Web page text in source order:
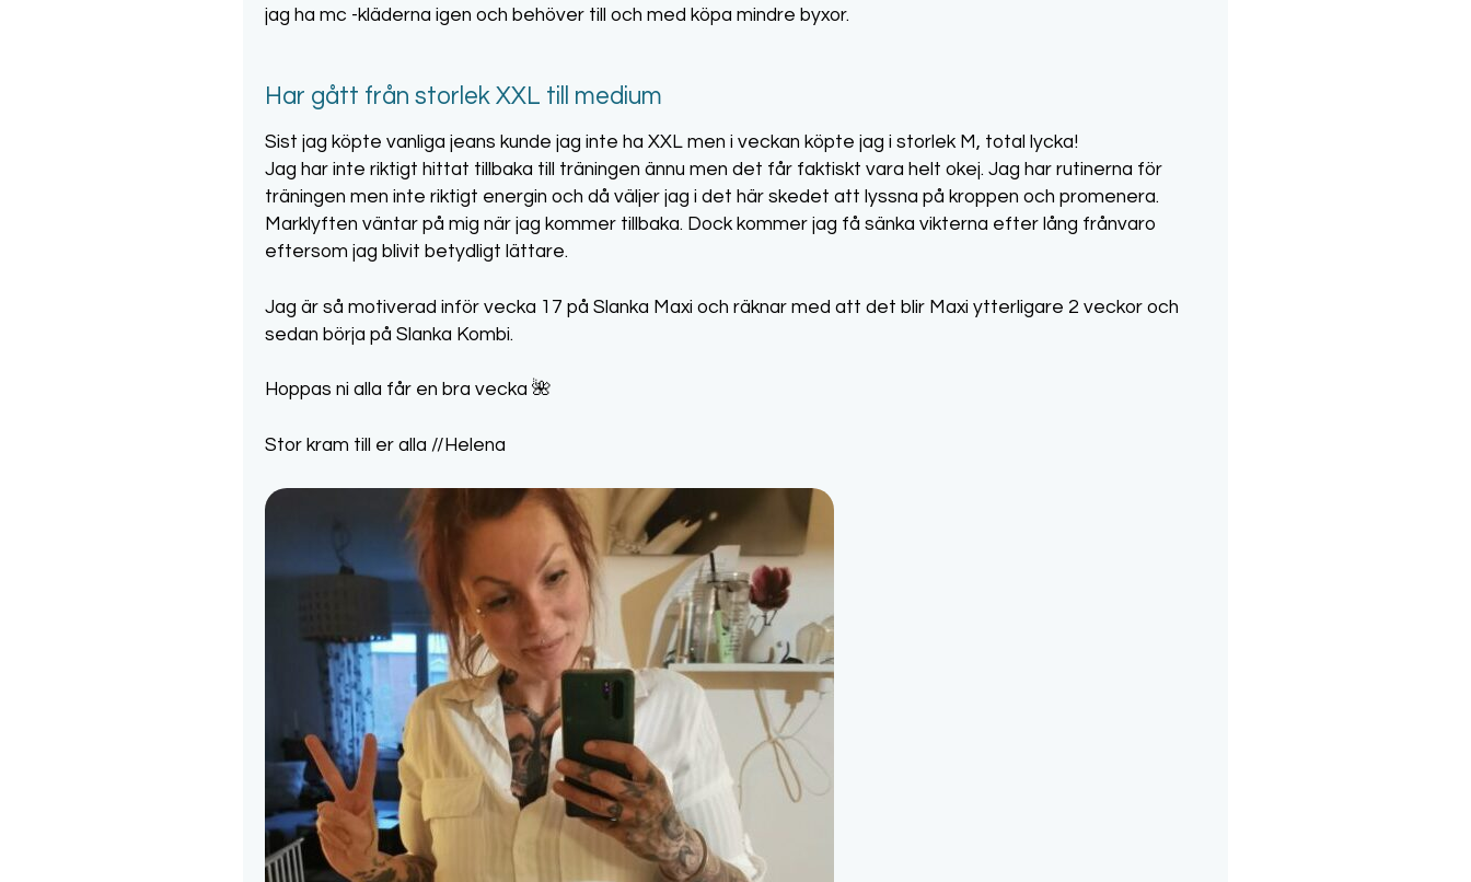
jag ha mc -kläderna igen och behöver till och med köpa mindre byxor.
Har gått från storlek XXL till medium
Sist jag köpte vanliga jeans kunde jag inte ha XXL men i veckan köpte jag i storlek M, total lycka!
Jag har inte riktigt hittat tillbaka till träningen ännu men det får faktiskt vara helt okej. Jag har rutinerna för
träningen men inte riktigt energin och då väljer jag i det här skedet att lyssna på kroppen och promenera.
Marklyften väntar på mig när jag kommer tillbaka. Dock kommer jag få sänka vikterna efter lång frånvaro
eftersom jag blivit betydligt lättare.
Jag är så motiverad inför vecka 17 på Slanka Maxi och räknar med att det blir Maxi ytterligare 2 veckor och
sedan börja på Slanka Kombi.
Hoppas ni alla får en bra vecka 🌺
Stor kram till er alla //Helena